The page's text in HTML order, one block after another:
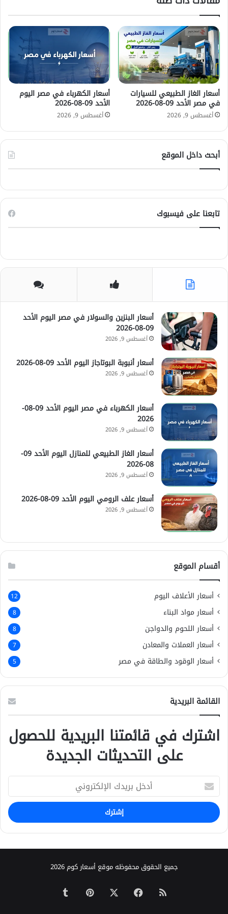
9
0
8
-
2
0
2
6
ي
ص
ر
ا
ل
ي
و
م
ا
ل
أ
ح
د
0
9
0
-
2
6
أسعار الغاز الطبيعي للسيارات
في مصر الأحد 09-08-2026
أغسطس 9, 2026
أسعار الكهرباء في مصر اليوم
الأحد 09-08-2026
أغسطس 9, 2026
أبحث داخل الموقع
تابعنا على فيسبوك
أسعار البنزين والسولار في مصر اليوم الأحد
09-08-2026
أغسطس 9, 2026
أسعار أنبوبة البوتاجاز اليوم الأحد 09-08-2026
أغسطس 9, 2026
أسعار الكهرباء في مصر اليوم الأحد 09-08-
2026
أغسطس 9, 2026
أسعار الغاز الطبيعي للمنازل اليوم الأحد 09-
08-2026
أغسطس 9, 2026
أسعار علف الرومي اليوم الأحد 09-08-2026
أغسطس 9, 2026
أقسام الموقع
أسعار الأعلاف اليوم 12
أسعار مواد البناء 8
أسعار اللحوم والدواجن 8
أسعار العملات والمعادن 7
أسعار الوقود والطاقة في مصر 5
القائمة البريدية
اشترك في قائمتنا البريدية للحصول
على التحديثات الجديدة
أ
خ
ل
ر
جميع الحقوق محفوظه موقع أسعار كوم 2026
ملخص فيسبوك بينتيريست